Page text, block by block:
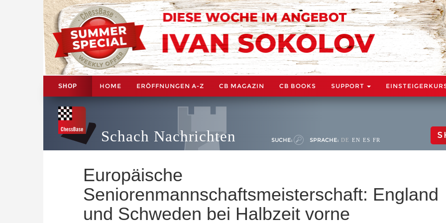
SHOP HOME ERÖFFNUNGEN A-Z CB MAGAZIN CB BOOKS SUPPORT
Schach Nachrichten SUCHE: SPRACHE: DE EN ES FR
Europäische
Seniorenmannschaftsmeisterschaft: England
und Schweden bei Halbzeit vorne